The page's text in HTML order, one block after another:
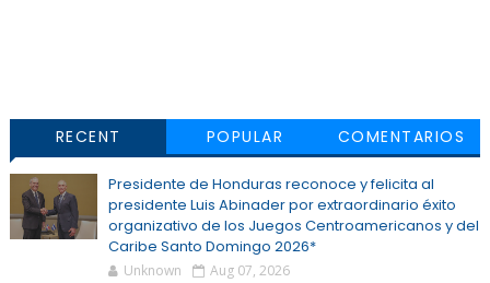
RECENT POPULAR COMENTARIOS
Presidente de Honduras reconoce y felicita al
presidente Luis Abinader por extraordinario éxito
organizativo de los Juegos Centroamericanos y del
Caribe Santo Domingo 2026*
Unknown Aug 07, 2026